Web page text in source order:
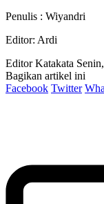
Penulis : Wiyandri
Editor: Ardi
Editor Katakata
Bagikan artikel ini
Facebook Twitter